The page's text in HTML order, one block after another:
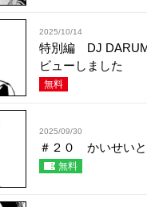
2025/10/14
特別編 DJ
ビューしました
無料
2025/09/30
＃２０ かいせい
無料